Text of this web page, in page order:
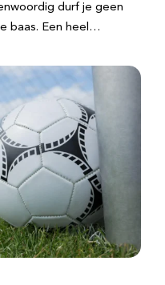
durf je geen
baas. Een heel…